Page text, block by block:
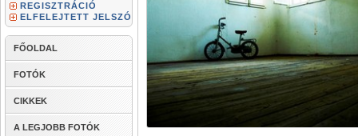
REGISZTRÁCIÓ
ELFELEJTETT JELSZÓ
FŐOLDAL
FOTÓK
CIKKEK
A LEGJOBB FOTÓK